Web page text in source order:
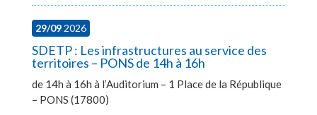
29/092026
SDETP : Les infrastructures au service des
territoires – PONS de 14h à 16h
de 14h à 16h à l’Auditorium – 1 Place de la République
– PONS (17800)